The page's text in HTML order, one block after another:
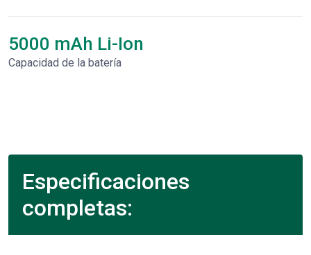
5000 mAh Li-Ion
Capacidad de la batería
Especificaciones
completas: